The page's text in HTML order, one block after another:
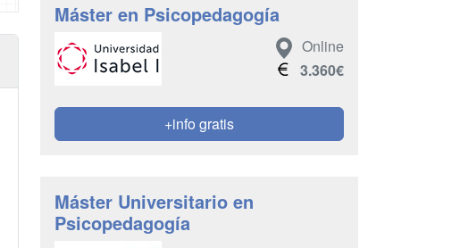
Máster en Psicopedagogía
Online
3.360€
+info gratis
Máster Universitario en
Psicopedagogía